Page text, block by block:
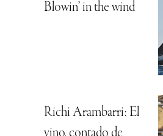
Blowin’ in the wind
Richi Arambarri: El